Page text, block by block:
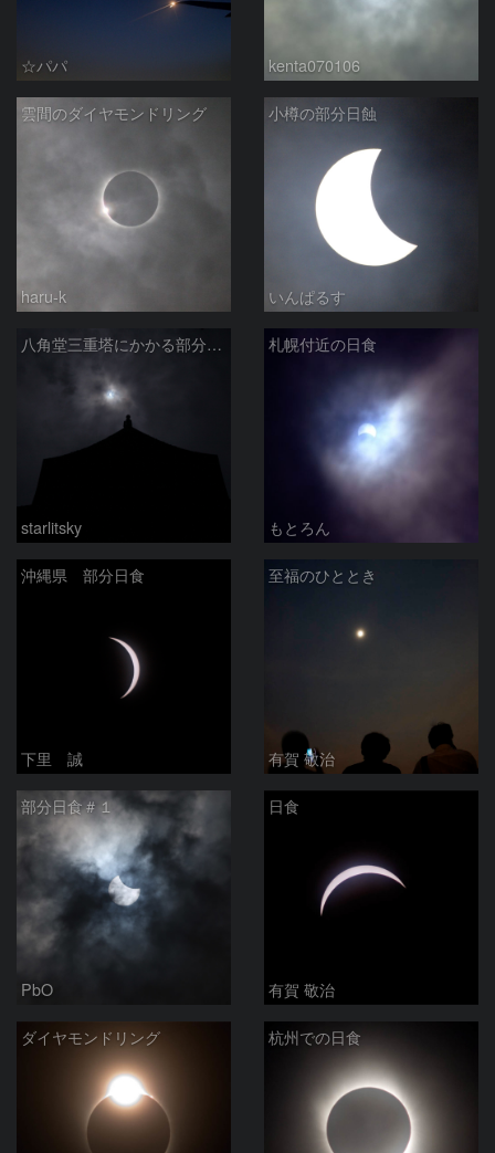
☆パパ kenta070106
雲間のダイヤモンドリング
haru-k
小樽の部分日蝕
いんぱるす
八角堂三重塔にかかる部分日食
starlitsky
札幌付近の日食
もとろん
沖縄県 部分日食
下里 誠
至福のひととき
有賀 敬治
部分日食＃１
PbO
日食
有賀 敬治
ダイヤモンドリング 杭州での日食